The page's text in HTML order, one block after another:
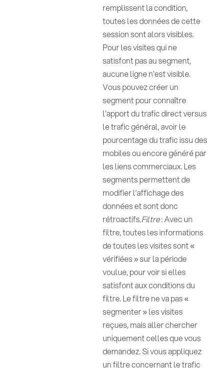
remplissent la condition,
toutes les données de cette
session sont alors visibles.
Pour les visites qui ne
satisfont pas au segment,
aucune ligne n'est visible.
Vous pouvez créer un
segment pour connaître
l’apport du trafic direct versus
le trafic général, avoir le
pourcentage du trafic issu des
mobiles ou encore généré par
les liens commerciaux. Les
segments permettent de
modifier l’affichage des
données et sont donc
rétroactifs.Filtre: Avec un
filtre, toutes les informations
de toutes les visites sont «
vérifiées » sur la période
voulue, pour voir si elles
satisfont aux conditions du
filtre. Le filtre ne va pas «
segmenter » les visites
reçues, mais aller chercher
uniquement celles que vous
demandez. Si vous appliquez
un filtre concernant le trafic